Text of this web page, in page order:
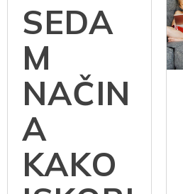
SEDA
M
NAČIN
A
KAKO